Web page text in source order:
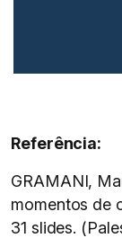
Referência:
GRAMANI,
momentos de
31 slides.